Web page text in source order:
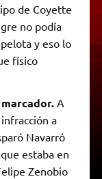
de Coyette
no podía
y eso lo
físico
A
a
Navarró
estaba en
Zenobio